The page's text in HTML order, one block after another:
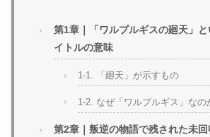
第1章｜「ワルプルギスの廻天」と
イトルの意味
1-1. 「廻天」が示すもの
1-2. なぜ「ワルプルギス」なの
第2章｜叛逆の物語で残された未回